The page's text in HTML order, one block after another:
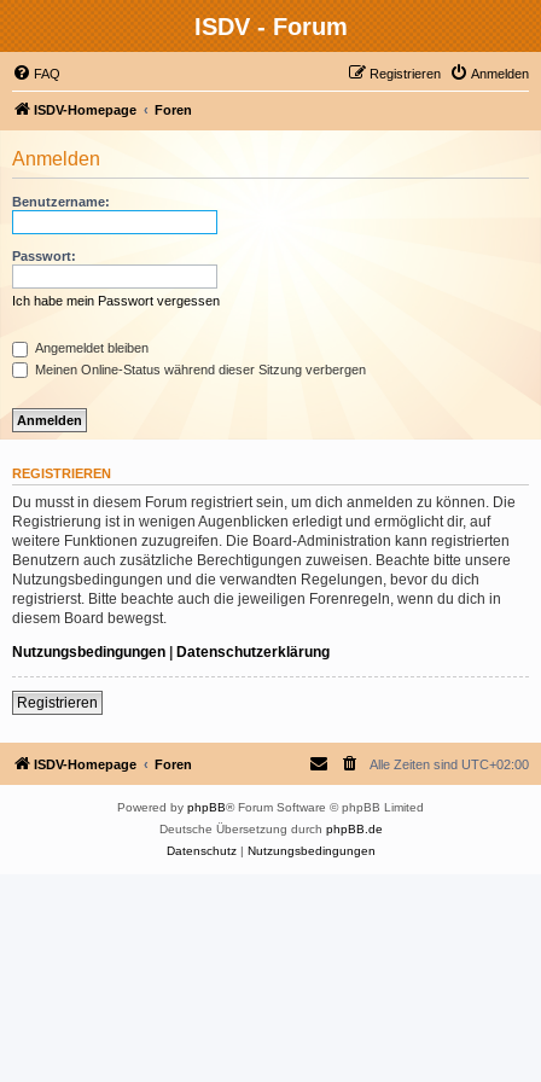
ISDV - Forum
FAQ Anmelden
Registrieren
ISDV-Homepage Foren
Anmelden
Benutzername:
Passwort:
Ich habe mein Passwort vergessen
Angemeldet bleiben
Meinen Online-Status während dieser Sitzung verbergen
REGISTRIEREN
Du musst in diesem Forum registriert sein, um dich anmelden zu können. Die
Registrierung ist in wenigen Augenblicken erledigt und ermöglicht dir, auf
weitere Funktionen zuzugreifen. Die Board-Administration kann registrierten
Benutzern auch zusätzliche Berechtigungen zuweisen. Beachte bitte unsere
Nutzungsbedingungen und die verwandten Regelungen, bevor du dich
registrierst. Bitte beachte auch die jeweiligen Forenregeln, wenn du dich in
diesem Board bewegst.
Nutzungsbedingungen | Datenschutzerklärung
Registrieren
ISDV-Homepage Foren Alle Zeiten sind UTC+02:00
Powered by phpBB® Forum Software © phpBB Limited
Deutsche Übersetzung durch phpBB.de
Datenschutz| Nutzungsbedingungen